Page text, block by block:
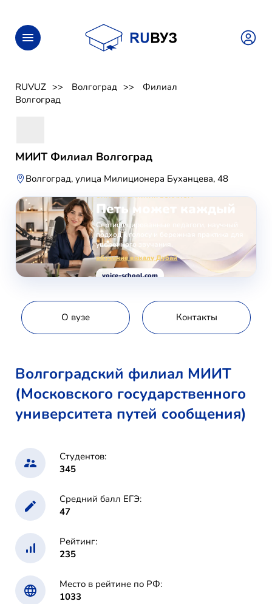
RUVUZ Волгоград
Филиал
Волгоград
МИИТ Филиал Волгоград
Волгоград, улица Милиционера Буханцева, 48
ОНЛАЙН-ЗАНЯТИЯ ВОКАЛОМ
Петь может каждый
Сертифицированные педагоги, научный
подход к голосу и бережная практика для
уверенного звучания.
обучение вокалу Дубай
voice-school.com
О вузе Контакты
Волгоградский филиал МИИТ
(Московского государственного
университета путей сообщения)
Студентов:
345
Средний балл ЕГЭ:
47
Рейтинг:
235
Место в рейтине по РФ:
1033